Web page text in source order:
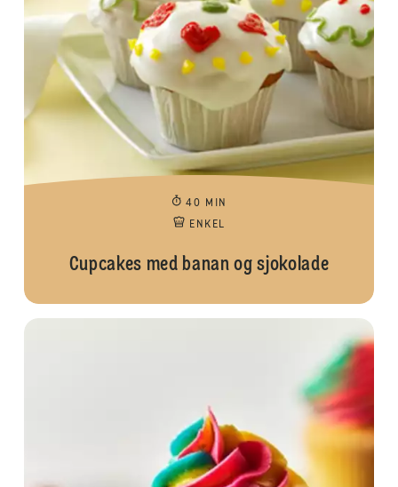
40 MIN
ENKEL
Cupcakes med banan og sjokolade